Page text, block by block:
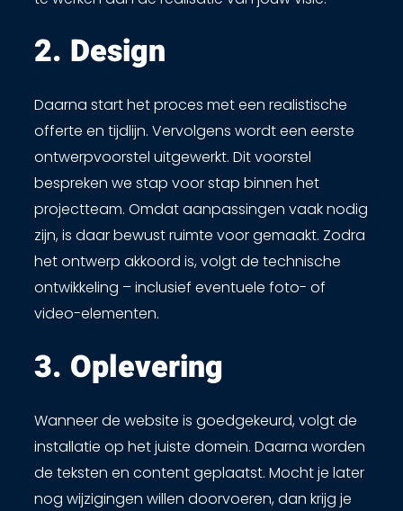
2. Design​
Daarna start het proces met een realistische
offerte en tijdlijn. Vervolgens wordt een eerste
ontwerpvoorstel uitgewerkt. Dit voorstel
bespreken we stap voor stap binnen het
projectteam. Omdat aanpassingen vaak nodig
zijn, is daar bewust ruimte voor gemaakt. Zodra
het ontwerp akkoord is, volgt de technische
ontwikkeling – inclusief eventuele foto- of
video-elementen.
3. Oplevering ​
Wanneer de website is goedgekeurd, volgt de
installatie op het juiste domein. Daarna worden
de teksten en content geplaatst. Mocht je later
nog wijzigingen willen doorvoeren, dan krijg je